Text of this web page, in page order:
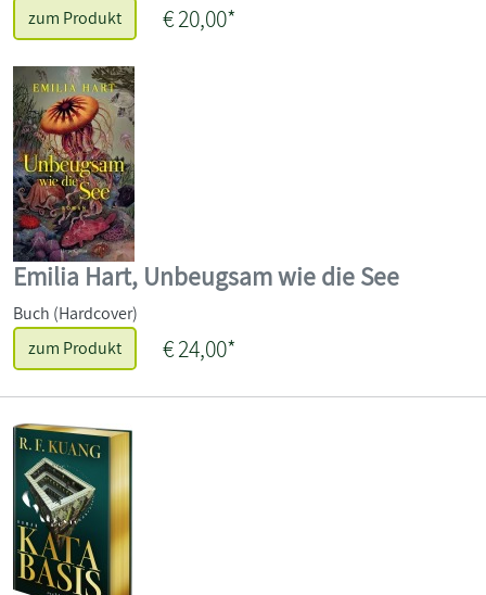
zum Produkt
€ 20,00*
Emilia Hart, Unbeugsam wie die See
Buch (Hardcover)
zum Produkt
€ 24,00*